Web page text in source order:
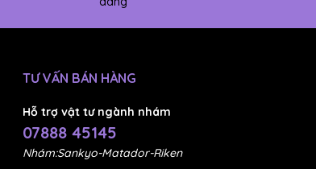
TƯ VẤN BÁN HÀNG
Hỗ trợ vật tư ngành nhám
07888 45145
Nhám:Sankyo-Matador-Riken